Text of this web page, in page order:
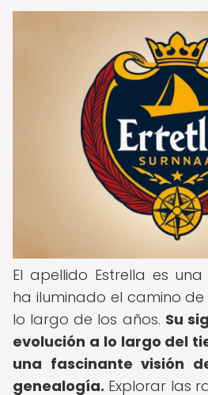
El apellido Estrella es
ha iluminado el camino
lo largo de los años. Su
evolución a lo largo del
una fascinante visión
genealogía. Explorar las